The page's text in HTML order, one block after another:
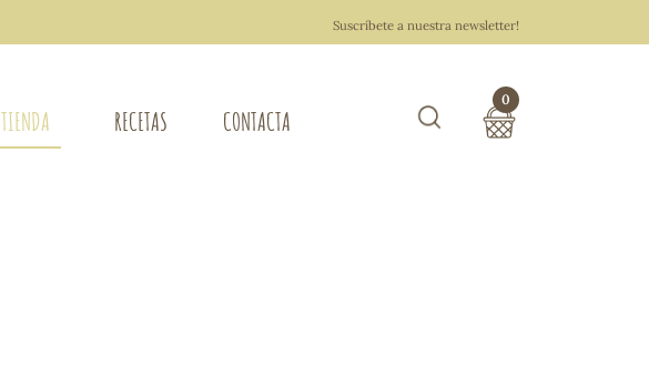
Suscríbete a nuestra newsletter!
TIENDA RECETAS CONTACTA
0